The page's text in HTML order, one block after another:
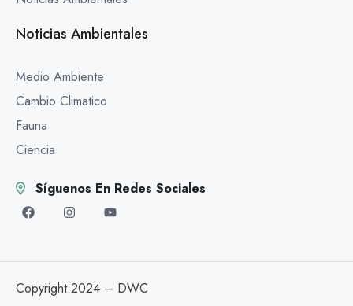
Noticias Ambientales
Medio Ambiente
Cambio Climatico
Fauna
Ciencia
Síguenos En Redes Sociales
Copyright 2024 – DWC